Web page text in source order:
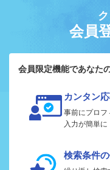
会員
会員限定機能であなた
カンタン
事前にプロフ
入力が簡単に
検索条件